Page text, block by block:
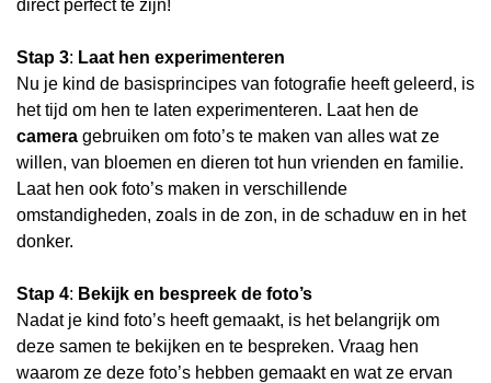
direct perfect te zijn!
Stap 3: Laat hen experimenteren
Nu je kind de basisprincipes van fotografie heeft geleerd, is
het tijd om hen te laten experimenteren. Laat hen de
camera gebruiken om foto’s te maken van alles wat ze
willen, van bloemen en dieren tot hun vrienden en familie.
Laat hen ook foto’s maken in verschillende
omstandigheden, zoals in de zon, in de schaduw en in het
donker.
Stap 4: Bekijk en bespreek de foto’s
Nadat je kind foto’s heeft gemaakt, is het belangrijk om
deze samen te bekijken en te bespreken. Vraag hen
waarom ze deze foto’s hebben gemaakt en wat ze ervan